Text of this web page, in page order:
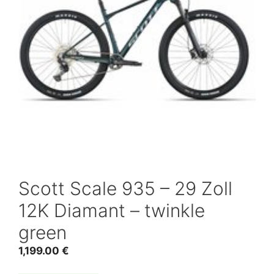
Scott Scale 935 – 29 Zoll
12K Diamant – twinkle
green
1,199.00 €